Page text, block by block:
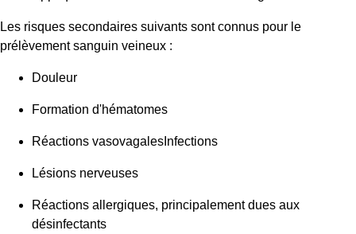
Les risques secondaires suivants sont connus pour le
prélèvement sanguin veineux :
Douleur
Formation d'hématomes
Réactions vasovagalesInfections
Lésions nerveuses
Réactions allergiques, principalement dues aux
désinfectants